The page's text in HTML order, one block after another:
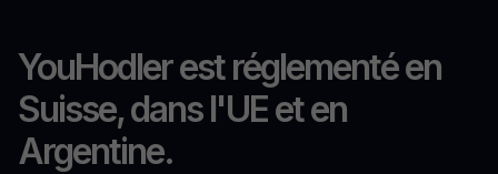
YouHodler est réglementé en
Suisse, dans l'UE et en
Argentine.